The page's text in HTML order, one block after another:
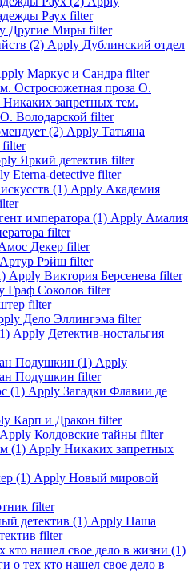
Раух filter
Другие Миры filter
(2) Apply Дублинский отдел
Маркус и Сандра filter
Остросюжетная проза О.
запретных тем.
Володарской filter
(2) Apply Татьяна
filter
Яркий детектив filter
Eterna-detective filter
(1) Apply Академия
императора (1) Apply Амалия
filter
Декер filter
Рэйш filter
Apply Виктория Берсенева filter
Граф Соколов filter
filter
Дело Эллингэма filter
Apply Детектив-ностальгия
Подушкин (1) Apply
Подушкин filter
(1) Apply Загадки Флавии де
Карп и Дракон filter
Apply Колдовские тайны filter
(1) Apply Никаких запретных
(1) Apply Новый мировой
filter
детектив (1) Apply Паша
filter
кто нашел свое дело в жизни (1)
о тех кто нашел свое дело в